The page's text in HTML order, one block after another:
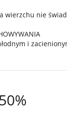
wierzchu nie
i